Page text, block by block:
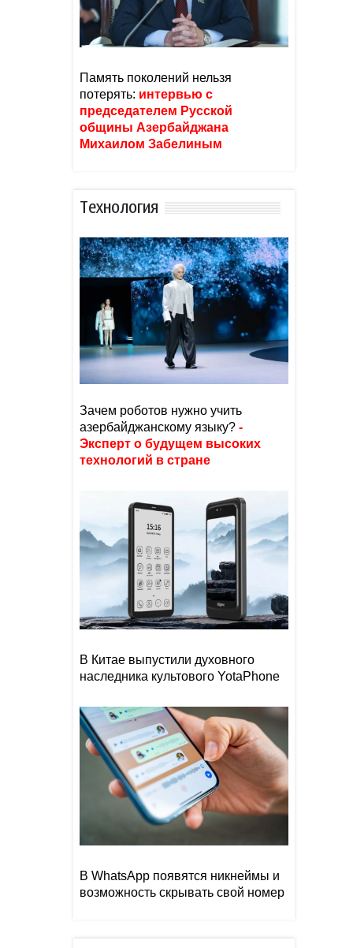
Память поколений нельзя
потерять: интервью с
председателем Русской
общины Азербайджана
Михаилом Забелиным
Тexнoлoгия
Зачем роботов нужно учить
азербайджанскому языку? -
Эксперт о будущем высоких
технологий в стране
В Китае выпустили духовного
наследника культового YotaPhone
В WhatsApp появятся никнеймы и
возможность скрывать свой номер